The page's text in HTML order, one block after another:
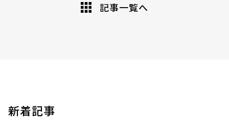
記事一覧へ
新着記事